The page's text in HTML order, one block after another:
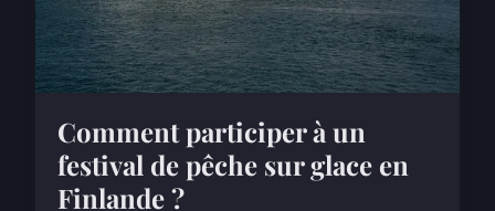
Comment participer à un
festival de pêche sur glace en
Finlande ?